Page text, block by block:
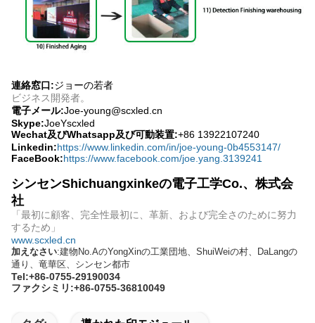
連絡窓口:ジョーの若者
ビジネス開発者。
電子メール:Joe-young@scxled.cn
Skype:JoeYscxled
Wechat及びWhatsapp及び可動装置:+86 13922107240
Linkedin:https://www.linkedin.com/in/joe-young-0b4553147/
FaceBook:https://www.facebook.com/joe.yang.3139241
シンセンShichuangxinkeの電子工学Co.、株式会
社
「最初に顧客、完全性最初に、革新、および完全さのために努力
するため」
www.scxled.cn
加えなさい:建物No.AのYongXinの工業団地、ShuiWeiの村、DaLangの
通り、竜華区、シンセン都市
Tel:+86-0755-29190034
ファクシミリ:+86-0755-36810049